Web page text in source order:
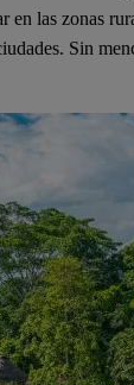
en las zonas
Sin